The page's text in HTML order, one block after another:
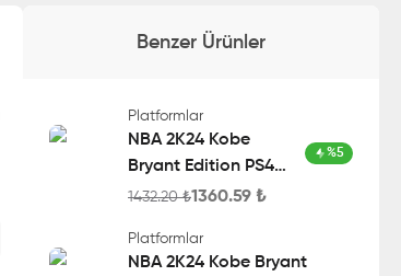
Benzer Ürünler
Platformlar
NBA 2K24 Kobe
Bryant Edition PS4
Account
%5
1432.20₺1360.59 ₺
Platformlar
NBA 2K24 Kobe Bryant